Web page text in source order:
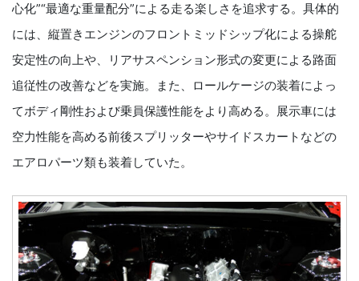
心化”“最適な重量配分”による走る楽しさを追求する。具体的
には、縦置きエンジンのフロントミッドシップ化による操舵
安定性の向上や、リアサスペンション形式の変更による路面
追従性の改善などを実施。また、ロールケージの装着によっ
てボディ剛性および乗員保護性能をより高める。展示車には
空力性能を高める前後スプリッターやサイドスカートなどの
エアロパーツ類も装着していた。